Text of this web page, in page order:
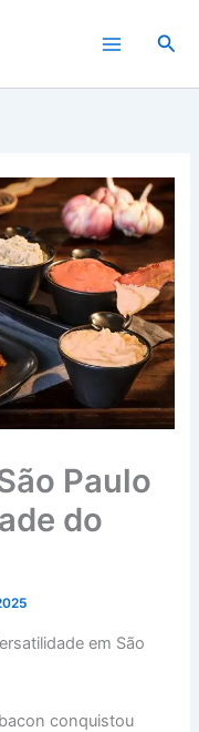
Paulo
do
em São
conquistou